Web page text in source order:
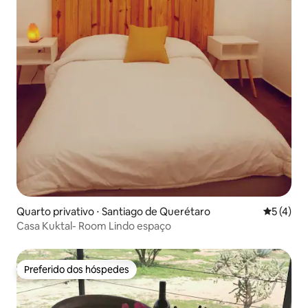
Quarto privativo ⋅ Santiago de Querétaro 5 de
5 (4)
Casa Kuktal- Room Lindo espaço
Preferido dos hóspedes
Preferido dos hóspedes